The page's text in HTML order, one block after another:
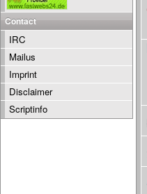
Contact
IRC
Mailus
Imprint
Disclaimer
Scriptinfo